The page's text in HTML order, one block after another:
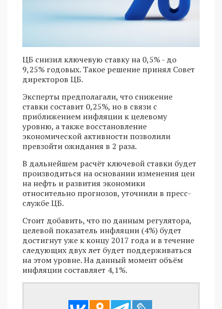
ЦБ снизил ключевую ставку на 0,5% - до
9,25% годовых. Такое решение принял Совет
директоров ЦБ.
Эксперты предполагали, что снижение
ставки составит 0,25%, но в связи с
приближением инфляции к целевому
уровню, а также восстановление
экономической активности позволили
превзойти ожидания в 2 раза.
В дальнейшем расчёт ключевой ставки будет
производиться на основании изменения цен
на нефть и развития экономики
относительно прогнозов, уточнили в пресс-
службе ЦБ.
Стоит добавить, что по данным регулятора,
целевой показатель инфляции (4%) будет
достигнут уже к концу 2017 года и в течение
следующих двух лет будет поддерживаться
на этом уровне. На данный момент объём
инфляции составляет 4,1%.